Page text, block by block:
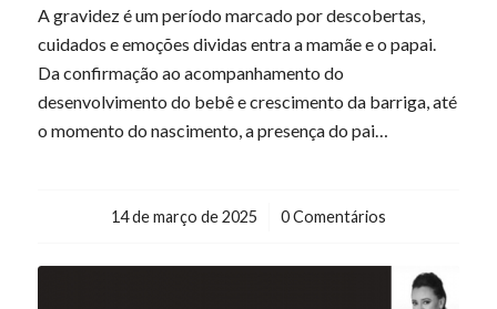
A gravidez é um período marcado por descobertas,
cuidados e emoções dividas entra a mamãe e o papai.
Da confirmação ao acompanhamento do
desenvolvimento do bebê e crescimento da barriga, até
o momento do nascimento, a presença do pai…
14 de março de 2025
/ 0 Comentários